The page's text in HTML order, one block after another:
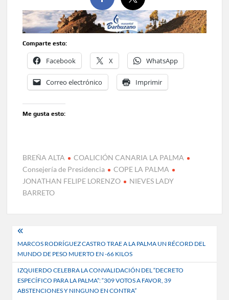
Comparte esto:
Facebook X WhatsApp
Correo electrónico Imprimir
Me gusta esto:
BREÑA ALTA
COALICIÓN CANARIA LA PALMA
Consejería de Presidencia
COPE LA PALMA
JONATHAN FELIPE LORENZO
NIEVES LADY
BARRETO
Navegación
de
entradas
MARCOS RODRÍGUEZ CASTRO TRAE A LA PALMA UN RÉCORD DEL
MUNDO DE PESO MUERTO EN -66 KILOS
IZQUIERDO CELEBRA LA CONVALIDACIÓN DEL “DECRETO
ESPECÍFICO PARA LA PALMA”: “309 VOTOS A FAVOR, 39
ABSTENCIONES Y NINGUNO EN CONTRA”